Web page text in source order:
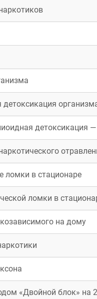
детоксикация
ломки в стационаре
ломки в
на дому
«Двойной блок» на
Воскресенск
Ивантеевка
Мытищи
Одинцово
Пушкино
Сергиев Посад
Чехов
Котельники
Павловский Посад
Фрязино
Краснознаменск
Звенигород
Истра
Дедовск
Лосино-